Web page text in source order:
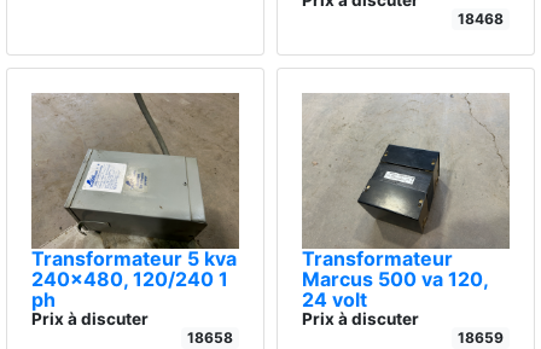
18468
Transformateur 5 kva
240x480, 120/240 1
ph
Prix à discuter
18658
Transformateur
Marcus 500 va 120,
24 volt
Prix à discuter
18659